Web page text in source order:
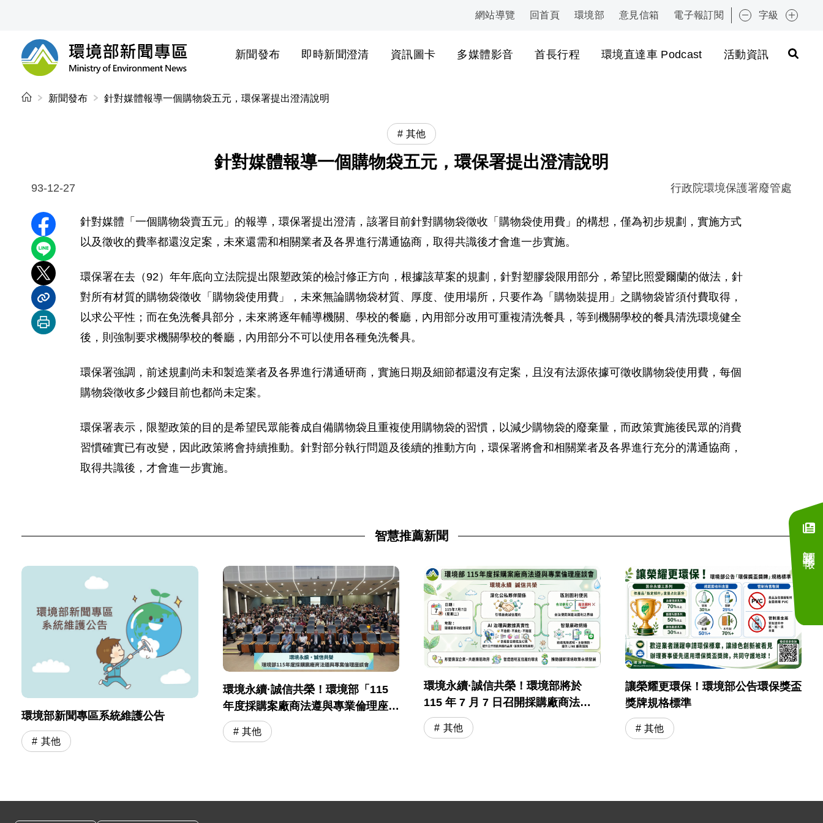
:::
網站導覽 回首頁 環境部 意見信箱 電子報訂閱 字級
環境部新聞專區
新聞發布 即時新聞澄清 資訊圖卡 多媒體影音 首長行程 環境直達車 Podcast 活動資訊
:::
新聞發布 針對媒體報導一個購物袋五元，環保署提出澄清說明
其他
針對媒體報導一個購物袋五元，環保署提出澄清說明
93-12-27 行政院環境保護署廢管處
分享至 Facebook
分享到 LINE
分享到 X
分享內容連結
列印本頁
針對媒體「一個購物袋賣五元」的報導，環保署提出澄清，該署目前針對購物袋徵收「購物袋使用費」的構想，僅為初步規劃，實施方式
以及徵收的費率都還沒定案，未來還需和相關業者及各界進行溝通協商，取得共識後才會進一步實施。
環保署在去（92）年年底向立法院提出限塑政策的檢討修正方向，根據該草案的規劃，針對塑膠袋限用部分，希望比照愛爾蘭的做法，針
對所有材質的購物袋徵收「購物袋使用費」，未來無論購物袋材質、厚度、使用場所，只要作為「購物裝提用」之購物袋皆須付費取得，
以求公平性；而在免洗餐具部分，未來將逐年輔導機關、學校的餐廳，內用部分改用可重複清洗餐具，等到機關學校的餐具清洗環境健全
後，則強制要求機關學校的餐廳，內用部分不可以使用各種免洗餐具。
環保署強調，前述規劃尚未和製造業者及各界進行溝通研商，實施日期及細節都還沒有定案，且沒有法源依據可徵收購物袋使用費，每個
購物袋徵收多少錢目前也都尚未定案。
環保署表示，限塑政策的目的是希望民眾能養成自備購物袋且重複使用購物袋的習慣，以減少購物袋的廢棄量，而政策實施後民眾的消費
習慣確實已有改變，因此政策將會持續推動。針對部分執行問題及後續的推動方向，環保署將會和相關業者及各界進行充分的溝通協商，
取得共識後，才會進一步實施。
智慧推薦新聞
環境部新聞專區系統維護公告
其他
環境永續·誠信共榮！環境部「115
年度採購案廠商法遵與專業倫理座談
會」圓滿落幕
其他
環境永續·誠信共榮！環境部將於
115 年 7 月 7 日召開採購廠商法遵
與專業倫理座談會
其他
讓榮耀更環保！環境部公告環保獎盃
獎牌規格標準
其他